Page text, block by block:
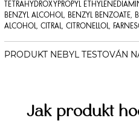
TETRAHYDROXYPROPYL
BENZYL ALCOHOL, BENZYL BENZOATE,
ALCOHOL, CITRAL, CITRONELLOL,
Jak produkt